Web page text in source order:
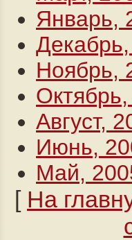
Январь,
Ноябрь,
Август,
Июнь,
Май,
[ На